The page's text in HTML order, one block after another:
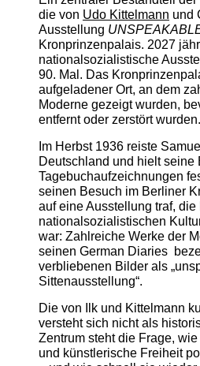
die von Udo Kittelmann und
Ausstellung
Kronprinzenpalais. 2027
nationalsozialistische
90. Mal. Das
aufgeladener Ort, an dem
Moderne gezeigt wurden,
entfernt oder zerstört wurden.
Im Herbst 1936 reiste
Deutschland und hielt seine
Tagebuchaufzeichnungen
seinen Besuch im Berliner
auf eine Ausstellung traf,
nationalsozialistischen
war: Zahlreiche Werke der
seinen German Diaries
verbliebenen Bilder als
Sittenausstellung“.
Die von Ilk und Kittelmann
versteht sich nicht als
Zentrum steht die Frage,
und künstlerische Freiheit